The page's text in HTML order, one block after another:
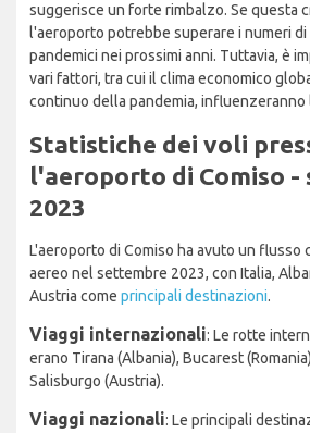
suggerisce un forte rimbalzo. Se questa
l'aeroporto potrebbe superare i numeri
pandemici nei prossimi anni. Tuttavia, è
vari fattori, tra cui il clima economico
continuo della pandemia,
Statistiche dei voli
l'aeroporto di Comiso -
2023
L'aeroporto di Comiso ha avuto un
aereo nel settembre 2023, con Italia,
Austria come principali destinazioni.
Viaggi internazionali: Le rotte
erano Tirana (Albania), Bucarest
Salisburgo (Austria).
Viaggi nazionali: Le principali